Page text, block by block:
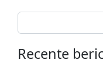
Search for:
Recente